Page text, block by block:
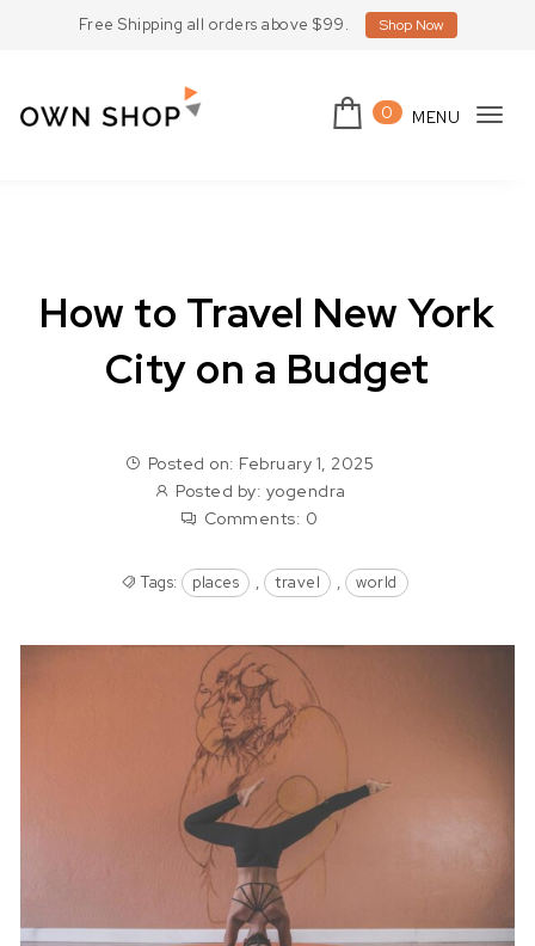
Free Shipping all orders above $99. Shop Now
0 MENU
How to Travel New York
City on a Budget
Posted on: February 1, 2025
Posted by: yogendra
Comments: 0
Tags: places , travel , world